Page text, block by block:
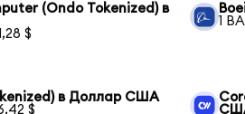
(Ondo Tokenized) в
$
1
в Доллар США
$